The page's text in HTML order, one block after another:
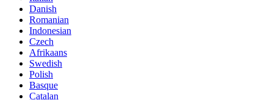
Danish
Romanian
Indonesian
Czech
Afrikaans
Swedish
Polish
Basque
Catalan